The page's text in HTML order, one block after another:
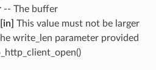
-- The buffer
[in] This value must not be larger
write_len parameter provided